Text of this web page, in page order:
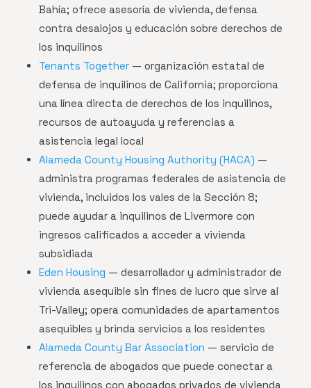
Bahía; ofrece asesoría de vivienda, defensa
contra desalojos y educación sobre derechos de
los inquilinos
Tenants Together — organización estatal de
defensa de inquilinos de California; proporciona
una línea directa de derechos de los inquilinos,
recursos de autoayuda y referencias a
asistencia legal local
Alameda County Housing Authority (HACA) —
administra programas federales de asistencia de
vivienda, incluidos los vales de la Sección 8;
puede ayudar a inquilinos de Livermore con
ingresos calificados a acceder a vivienda
subsidiada
Eden Housing — desarrollador y administrador de
vivienda asequible sin fines de lucro que sirve al
Tri-Valley; opera comunidades de apartamentos
asequibles y brinda servicios a los residentes
Alameda County Bar Association — servicio de
referencia de abogados que puede conectar a
los inquilinos con abogados privados de vivienda